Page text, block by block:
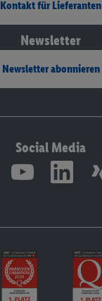
Kontakt für Lieferanten
Newsletter
Newsletter abonnieren
Social Media